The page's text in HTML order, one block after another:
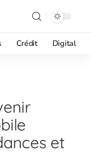
Crédit Digital
et